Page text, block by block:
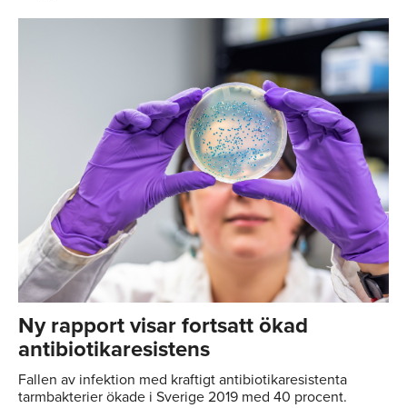
Ny rapport visar fortsatt ökad
antibiotikaresistens
Fallen av infektion med kraftigt antibiotikaresistenta
tarmbakterier ökade i Sverige 2019 med 40 procent.